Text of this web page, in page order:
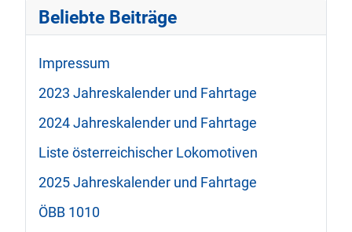
Beliebte Beiträge
Impressum
2023 Jahreskalender und Fahrtage
2024 Jahreskalender und Fahrtage
Liste österreichischer Lokomotiven
2025 Jahreskalender und Fahrtage
ÖBB 1010